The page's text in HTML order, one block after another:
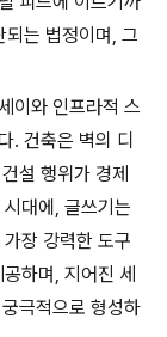
는 법정이며, 그
이와 인프라적 스
. 건축은 벽의 디
설 행위가 경제
대에, 글쓰기는
장 강력한 도구
하며, 지어진 세
극적으로 형성하